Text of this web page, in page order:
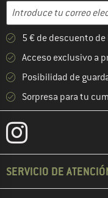
Dirección de correo
Introduce aquí tu
5 € de descuento
Acceso exclusivo a
Posibilidad de
Sorpresa para tu
SERVICIO DE